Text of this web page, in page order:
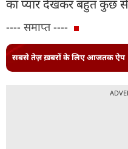
का प्यार देखकर बहुत कुछ
---- समाप्त ----
सबसे तेज़ ख़बरों के लिए आजतक ऐप